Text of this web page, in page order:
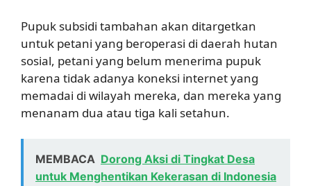
Pupuk subsidi tambahan akan ditargetkan
untuk petani yang beroperasi di daerah hutan
sosial, petani yang belum menerima pupuk
karena tidak adanya koneksi internet yang
memadai di wilayah mereka, dan mereka yang
menanam dua atau tiga kali setahun.
MEMBACA Dorong Aksi di Tingkat Desa
untuk Menghentikan Kekerasan di Indonesia